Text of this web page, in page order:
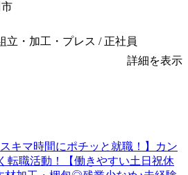
立・加工・プレス / 正社員
詳細を表示